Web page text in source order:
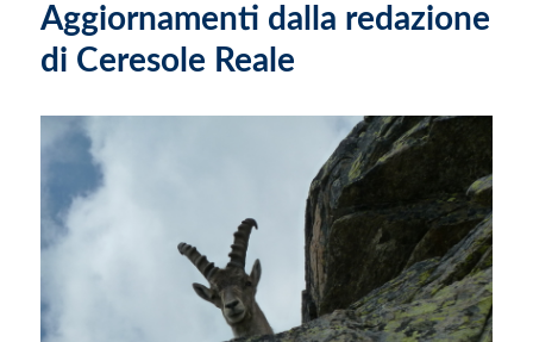
Aggiornamenti dalla redazione
di Ceresole Reale